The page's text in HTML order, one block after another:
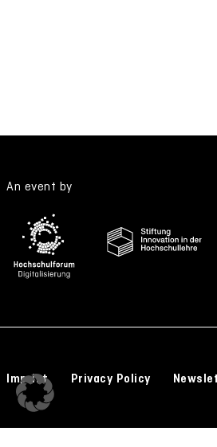
An event by
Imprint Privacy Policy